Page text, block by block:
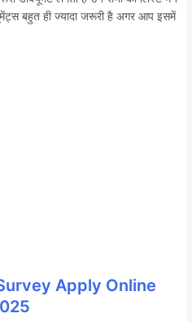
बहुत ही ज्यादा जरूरी है अगर आप इसमें
Apply Online